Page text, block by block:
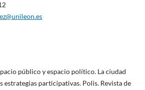
público y espacio político. La ciudad
estrategias participativas. Polis. Revista de